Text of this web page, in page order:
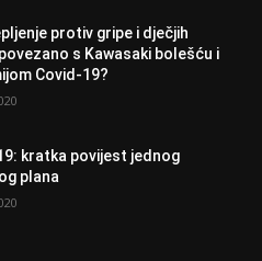
protiv gripe i dječjih
s Kawasaki bolešću i
Covid-19?
kratka povijest jednog
plana